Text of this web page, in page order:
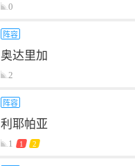
0
阵容
奥达里加
2
阵容
利耶帕亚
1 1 2